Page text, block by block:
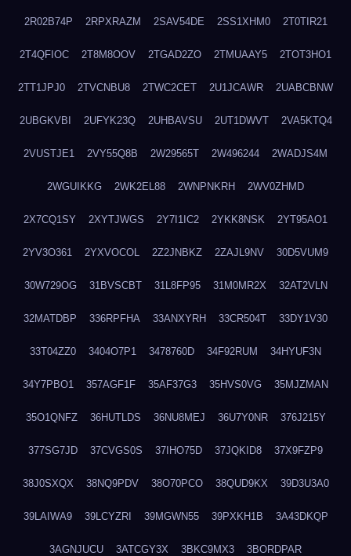
2R02B74P 2RPXRAZM 2SAV54DE 2SS1XHM0 2T0TIR21
2T4QFIOC 2T8M8OOV 2TGAD2ZO 2TMUAAY5 2TOT3HO1
2TT1JPJ0 2TVCNBU8 2TWC2CET 2U1JCAWR 2UABCBNW
2UBGKVBI 2UFYK23Q 2UHBAVSU 2UT1DWVT 2VA5KTQ4
2VUSTJE1 2VY55Q8B 2W29565T 2W496244 2WADJS4M
2WGUIKKG 2WK2EL88 2WNPNKRH 2WV0ZHMD
2X7CQ1SY 2XYTJWGS 2Y7I1IC2 2YKK8NSK 2YT95AO1
2YV3O361 2YXVOCOL 2Z2JNBKZ 2ZAJL9NV 30D5VUM9
30W729OG 31BVSCBT 31L8FP95 31M0MR2X 32AT2VLN
32MATDBP 336RPFHA 33ANXYRH 33CR504T 33DY1V30
33T04ZZ0 3404O7P1 3478760D 34F92RUM 34HYUF3N
34Y7PBO1 357AGF1F 35AF37G3 35HVS0VG 35MJZMAN
35O1QNFZ 36HUTLDS 36NU8MEJ 36U7Y0NR 376J215Y
377SG7JD 37CVGS0S 37IHO75D 37JQKID8 37X9FZP9
38J0SXQX 38NQ9PDV 38O70PCO 38QUD9KX 39D3U3A0
39LAIWA9 39LCYZRI 39MGWN55 39PXKH1B 3A43DKQP
3AGNJUCU 3ATCGY3X 3BKC9MX3 3BORDPAR